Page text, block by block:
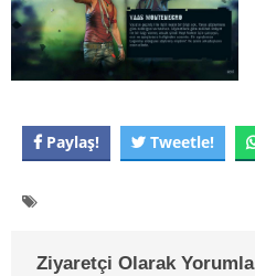
Paylaş! Tweetle!
Ziyaretçi Olarak Yorumla